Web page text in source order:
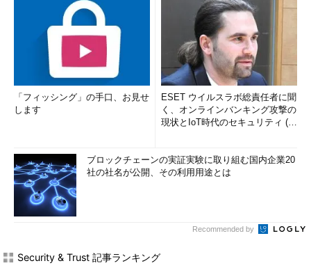
「フィッシング」の手口、お見せ
します
ESET ウイルスラボ総責任者に聞
く、オンラインバンキング攻撃の
現状とIoT時代のセキュリティ (1/
ブロックチェーンの実証実験に取り組む国内企業20
社の社名が公開、その利用用途とは
Recommended by
Security & Trust 記事ランキング